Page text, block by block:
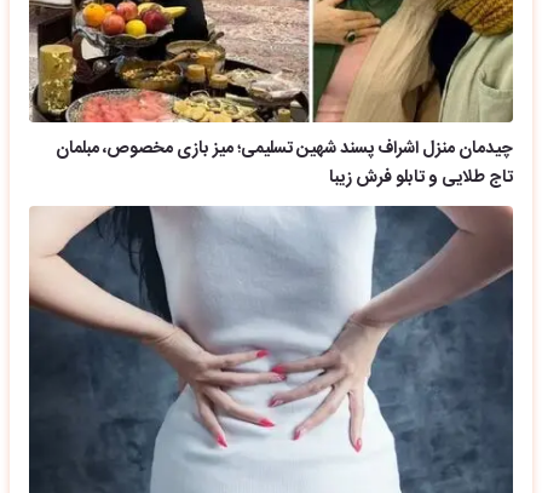
چیدمان منزل اشراف پسند شهین تسلیمی؛ میز بازی مخصوص، مبلمان
تاج طلایی و تابلو فرش زیبا